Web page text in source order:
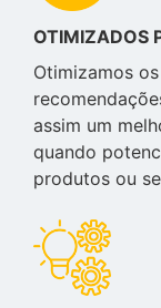
OTIMIZADOS
Otimizamos
assim um
quando
produtos ou